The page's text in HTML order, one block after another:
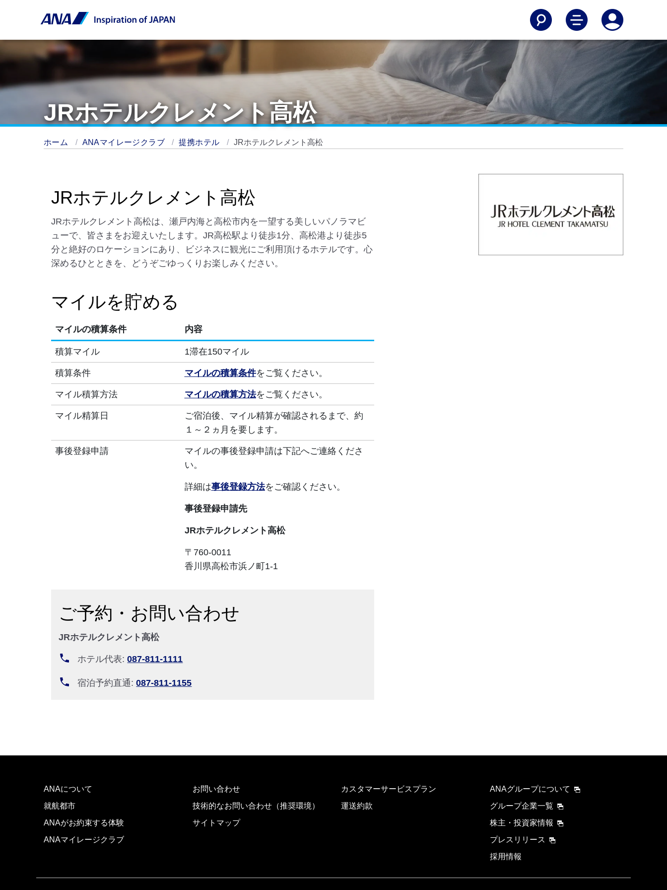
JRホテルクレメント高松
ホーム ANAマイレージクラブ 提携ホテル JRホテルクレメント高松
JRホテルクレメント高松
JRホテルクレメント高松は、瀬戸内海と高松市内を一望する美しいパノラマビ
ューで、皆さまをお迎えいたします。JR高松駅より徒歩1分、高松港より徒歩5
分と絶好のロケーションにあり、ビジネスに観光にご利用頂けるホテルです。心
深めるひとときを、どうぞごゆっくりお楽しみください。
マイルを貯める
マイルの積算条件 内容
積算マイル 1滞在150マイル
積算条件 マイルの積算条件をご覧ください。
マイル積算方法 マイルの積算方法をご覧ください。
マイル精算日
ご宿泊後、マイル精算が確認されるまで、約
１～２ヵ月を要します。
事後登録申請
マイルの事後登録申請は下記へご連絡くださ
い。
詳細は事後登録方法をご確認ください。
事後登録申請先
JRホテルクレメント高松
〒760-0011
香川県高松市浜ノ町1-1
ご予約・お問い合わせ
JRホテルクレメント高松
ホテル代表:087-811-1111
宿泊予約直通:087-811-1155
ANAについて
就航都市
ANAがお約束する体験
ANAマイレージクラブ
お問い合わせ
技術的なお問い合わせ（推奨環境）
サイトマップ
カスタマーサービスプラン
運送約款
ANAグループについて
グループ企業一覧
株主・投資家情報
プレスリリース
採用情報